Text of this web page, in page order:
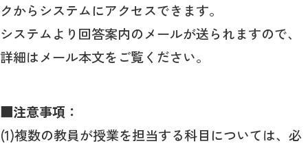
クからシステムにアクセスできます。
システムより回答案内のメールが送られますので、
詳細はメール本文をご覧ください。
■注意事項：
(1)複数の教員が授業を担当する科目については、必